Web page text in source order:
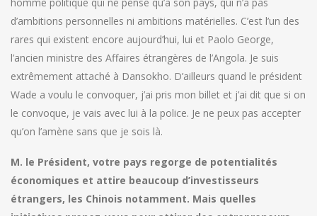
d’ambitions personnelles ni ambitions matérielles. C’est l’un des
rares qui existent encore aujourd’hui, lui et Paolo George,
l’ancien ministre des Affaires étrangères de l’Angola. Je suis
extrêmement attaché à Dansokho. D’ailleurs quand le président
Wade a voulu le convoquer, j’ai pris mon billet et j’ai dit que si on
le convoque, je vais avec lui à la police. Je ne peux pas accepter
qu’on l’amène sans que je sois là.
M. le Président, votre pays regorge de potentialités
économiques et attire beaucoup d’investisseurs
étrangers, les Chinois notamment. Mais quelles